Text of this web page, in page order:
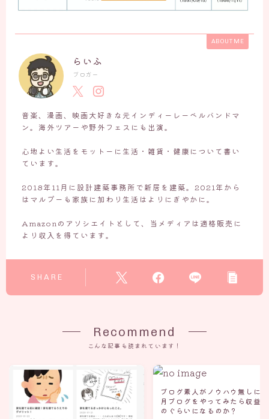
ABOUT ME
らいふ
ブロガー
音楽、漫画、映画大好きな元インディーレーベルバンドマ
ン。海外ツアーや野外フェスにも出演。
心地よい生活をモットーに生活・雑貨・健康について書い
ています。
2018年11月に設計建築事務所で新居を建築。2021年から
はマルプーも家族に加わり生活はよりにぎやかに。
Amazonのアソシエイトとして、当メディアは適格販売に
より収入を得ています。
SHARE
Recommend
こんな記事も読まれています！
ブログ素人がノウハウ無しに5
月ブログをやってみたら収益
のぐらいになるのか？